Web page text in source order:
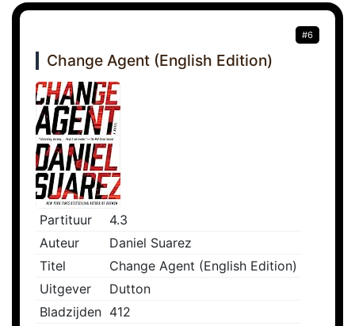
#6
Change Agent (English Edition)
Partituur
4.3
Auteur
Daniel Suarez
Titel
Change Agent (English Edition)
Uitgever
Dutton
Bladzijden 412